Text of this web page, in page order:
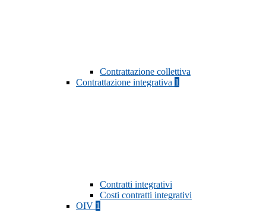
Contrattazione collettiva
Contrattazione integrativa 1
Contratti integrativi
Costi contratti integrativi
OIV 1